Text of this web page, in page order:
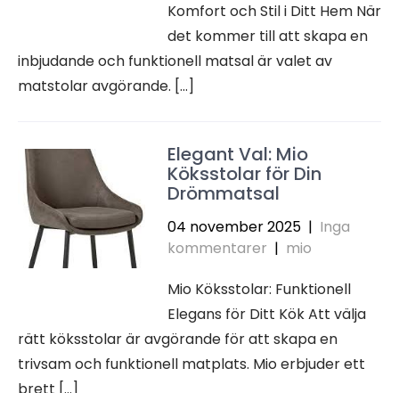
Komfort och Stil i Ditt Hem När
det kommer till att skapa en
inbjudande och funktionell matsal är valet av
matstolar avgörande. […]
Elegant Val: Mio
Köksstolar för Din
Drömmatsal
04 november 2025 | Inga
kommentarer | mio
Mio Köksstolar: Funktionell
Elegans för Ditt Kök Att välja
rätt köksstolar är avgörande för att skapa en
trivsam och funktionell matplats. Mio erbjuder ett